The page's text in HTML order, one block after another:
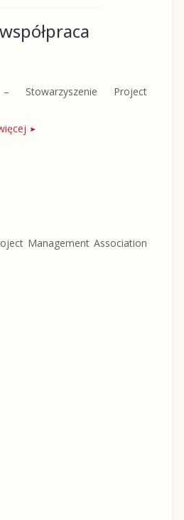
Stowarzyszenie Project
Management Association